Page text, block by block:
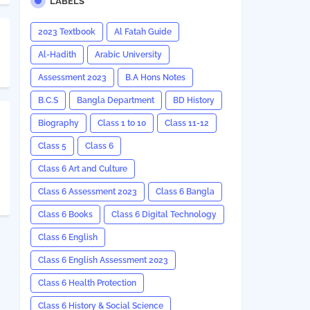
2023 Textbook Al Fatah Guide
Al-Hadith Arabic University
Assessment 2023 B.A Hons Notes
B.C.S Bangla Department BD History
Biography Class 1 to 10 Class 11-12
Class 5 Class 6
Class 6 Art and Culture
Class 6 Assessment 2023 Class 6 Bangla
Class 6 Books Class 6 Digital Technology
Class 6 English
Class 6 English Assessment 2023
Class 6 Health Protection
Class 6 History & Social Science